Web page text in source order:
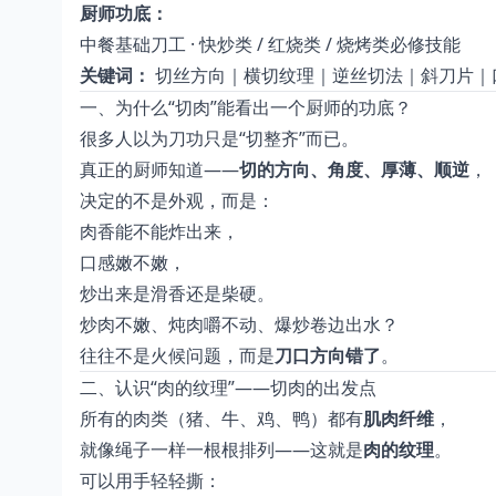
厨师功底：
中餐基础刀工 · 快炒类 / 红烧类 / 烧烤类必修技能
关键词： 切丝方向｜横切纹理｜逆丝切法｜斜刀片
一、为什么“切肉”能看出一个厨师的功底？
很多人以为刀功只是“切整齐”而已。
真正的厨师知道——切的方向、角度、厚薄、顺逆 ，
决定的不是外观，而是：
肉香能不能炸出来，
口感嫩不嫩，
炒出来是滑香还是柴硬。
炒肉不嫩、炖肉嚼不动、爆炒卷边出水？
往往不是火候问题，而是刀口方向错了。
二、认识“肉的纹理”——切肉的出发点
所有的肉类（猪、牛、鸡、鸭）都有肌肉纤维 ，
就像绳子一样一根根排列——这就是肉的纹理。
可以用手轻轻撕：